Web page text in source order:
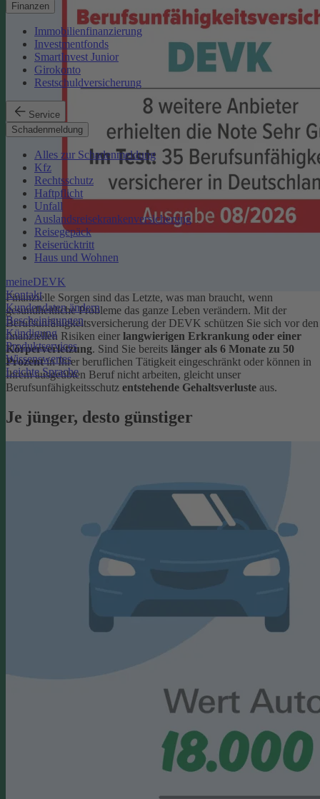
Finanzen
Immobilienfinanzierung
Investmentfonds
SmartInvest Junior
Girokonto
Restschuldversicherung
Service
Schadenmeldung
Alles zur Schadenmeldung
Kfz
Rechtsschutz
Haftpflicht
Unfall
Auslandsreisekrankenversicherung
Reisegepäck
Reiserücktritt
Haus und Wohnen
meineDEVK
Kontakt
Kundendaten ändern
Bescheinigungen
Kündigung
Produktservices
Wissenswertes
Leichte Sprache
Finanzielle Sorgen sind das Letzte, was man braucht, wenn
gesundheitliche Probleme das ganze Leben verändern. Mit der
Berufsunfähigkeitsversicherung der DEVK schützen Sie sich vor den
finanziellen Risiken einer langwierigen Erkrankung oder einer
Körperverletzung. Sind Sie bereits länger als 6 Monate zu 50
Prozentin Ihrer beruflichen Tätigkeit eingeschränkt oder können in
Ihrem ausgeübten Beruf nicht arbeiten, gleicht unser
Berufsunfähigkeitsschutz entstehende Gehaltsverluste aus.
Je jünger, desto günstiger